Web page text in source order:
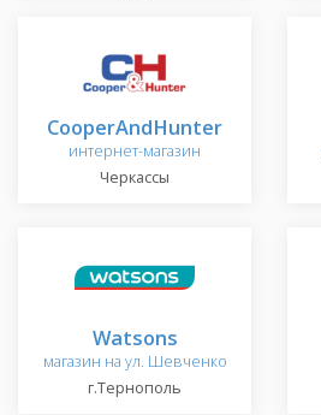
СooperAndHunter
интернет-магазин
Черкассы
Watsons
магазин на ул. Шевченко
г.Тернополь